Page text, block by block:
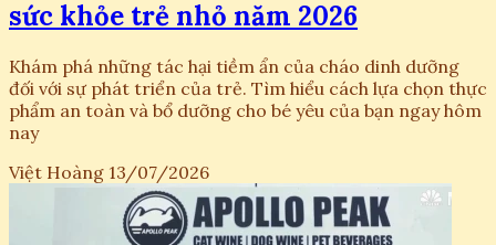
sức khỏe trẻ nhỏ năm 2026
Khám phá những tác hại tiềm ẩn của cháo dinh dưỡng
đối với sự phát triển của trẻ. Tìm hiểu cách lựa chọn thực
phẩm an toàn và bổ dưỡng cho bé yêu của bạn ngay hôm
nay
Việt Hoàng 13/07/2026